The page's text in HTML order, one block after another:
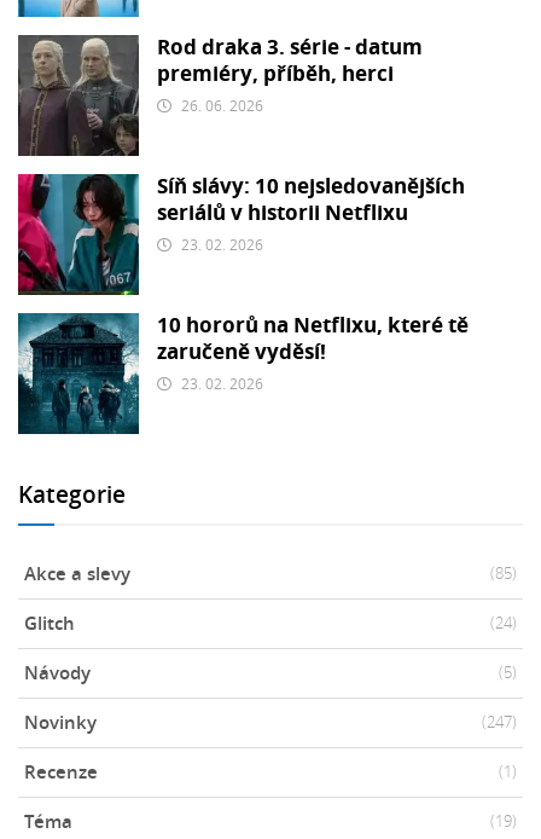
Rod draka 3. série - datum
premiéry, příběh, herci
26. 06. 2026
Síň slávy: 10 nejsledovanějších
seriálů v historii Netflixu
23. 02. 2026
10 hororů na Netflixu, které tě
zaručeně vyděsí!
23. 02. 2026
Kategorie
Akce a slevy (85)
Glitch (24)
Návody (5)
Novinky (247)
Recenze (1)
Téma (19)